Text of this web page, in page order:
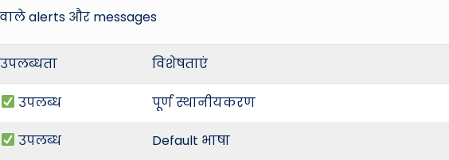
alerts और messages
उपलब्धता विशेषताएं
उपलब्ध पूर्ण स्थानीयकरण
उपलब्ध Default भाषा